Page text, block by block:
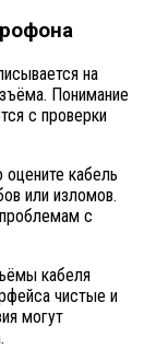
на
Понимание
с проверки
оцените кабель
или изломов.
с
кабеля
чистые и
могут